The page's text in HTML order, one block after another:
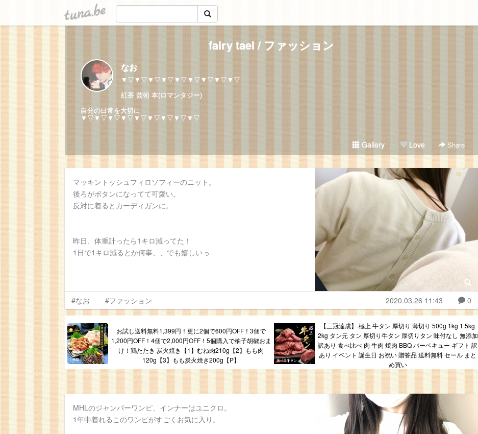
tuna.be
fairy tael / ファッション
なお
▼▽▼▽▼▽▼▽▼▽▼▽▼▽▼▽▼▽
紅茶 芸術 本(ロマンタジー)
自分の日常を大切に
▼▽▼▽▼▽▼▽▼▽▼▽▼▽▼▽▼▽
Gallery Love Share
マッキントッシュフィロソフィーのニット。
後ろがボタンになってて可愛い。
反対に着るとカーディガンに。
昨日、体重計ったら1キロ減ってた！
1日で1キロ減るとか何事、、でも嬉しいっ
#なお #ファッション 2020.03.26 11:43 0
お試し送料無料1,399円！更に2個で600円OFF！3個で
1,200円OFF！4個で2,000円OFF！5個購入で柚子胡椒おま
け！鶏たたき 炭火焼き【1】むね肉210g【2】もも肉
120g【3】もも炭火焼き200g【P】
【三冠達成】 極上 牛タン 厚切り 薄切り 500g 1kg 1.5kg
2kg タン元 タン 厚切り牛タン 厚切りタン 味付なし 無添加
訳あり 食べ比べ 肉 牛肉 焼肉 BBQ バーベキュー ギフト 訳
あり イベント 誕生日 お祝い 贈答品 送料無料 セール まと
め買い
MHLのジャンパーワンピ、インナーはユニクロ。
1年中着れるこのワンピがすごくお気に入り。